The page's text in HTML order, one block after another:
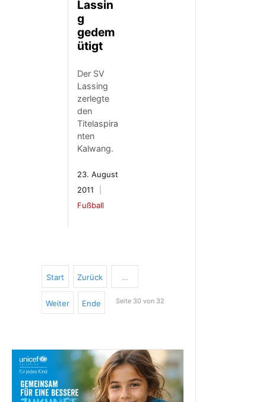
Lassin
g
gedem
ütigt
Der SV
Lassing
zerlegte
den
Titelaspira
nten
Kalwang.
23. August
2011
Fußball
Start Zurück …
Weiter Ende Seite 30 von 32